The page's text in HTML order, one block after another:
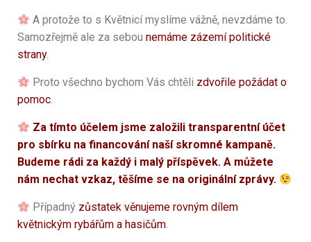
A protože to s Květnicí myslíme vážně, nevzdáme to.
Samozřejmě ale za sebou nemáme zázemí politické
strany.
Proto všechno bychom Vás chtěli zdvořile požádat o
pomoc.
Za tímto účelem jsme založili transparentní účet
pro sbírku na financování naší skromné kampaně.
Budeme rádi za každý i malý příspěvek. A můžete
nám nechat vzkaz, těšíme se na originální zprávy.
Případný zůstatek věnujeme rovným dílem
květnickým rybářům a hasičům.